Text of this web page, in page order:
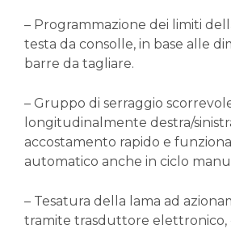
– Programmazione dei limiti
testa da consolle, in base alle
barre da tagliare.
– Gruppo di serraggio
longitudinalmente destra/
accostamento rapido e
automatico anche in ciclo
– Tesatura della lama ad
tramite trasduttore elettronico,